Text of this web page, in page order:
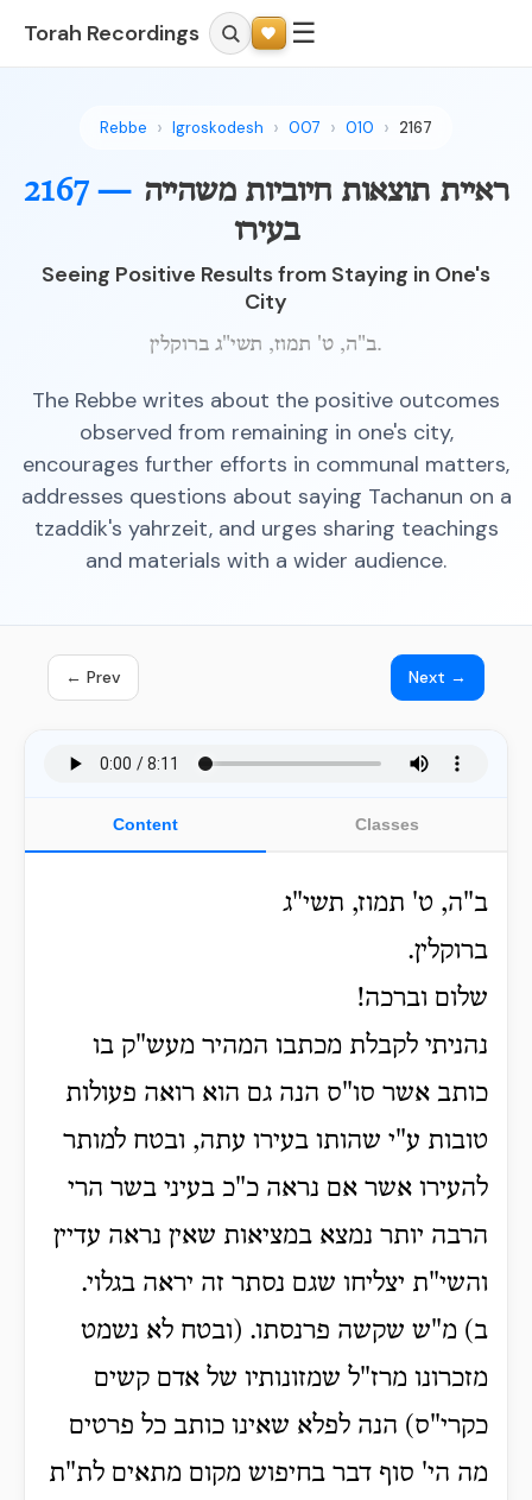
Torah Recordings ☰
Rebbe Igroskodesh 007 010 2167
2167 — ראיית תוצאות חיוביות משהייה
בעירו
Seeing Positive Results from Staying in One's
City
ב"ה, ט' תמוז, תשי"ג ברוקלין.
The Rebbe writes about the positive outcomes
observed from remaining in one's city,
encourages further efforts in communal matters,
addresses questions about saying Tachanun on a
tzaddik's yahrzeit, and urges sharing teachings
and materials with a wider audience.
← Prev Next →
Content Classes
ב"ה, ט' תמוז, תשי"ג
ברוקלין.
שלום וברכה!
נהניתי לקבלת מכתבו המהיר מעש"ק בו
כותב אשר סו"ס הנה גם הוא רואה פעולות
טובות ע"י שהותו בעירו עתה, ובטח למותר
להעירו אשר אם נראה כ"כ בעיני בשר הרי
הרבה יותר נמצא במציאות שאין נראה עדיין
והשי"ת יצליחו שגם נסתר זה יראה בגלוי.
ב) מ"ש שקשה פרנסתו. (ובטח לא נשמט
מזכרונו מרז"ל שמזונותיו של אדם קשים
כקרי"ס) הנה לפלא שאינו כותב כל פרטים
מה הי' סוף דבר בחיפוש מקום מתאים לת"ת